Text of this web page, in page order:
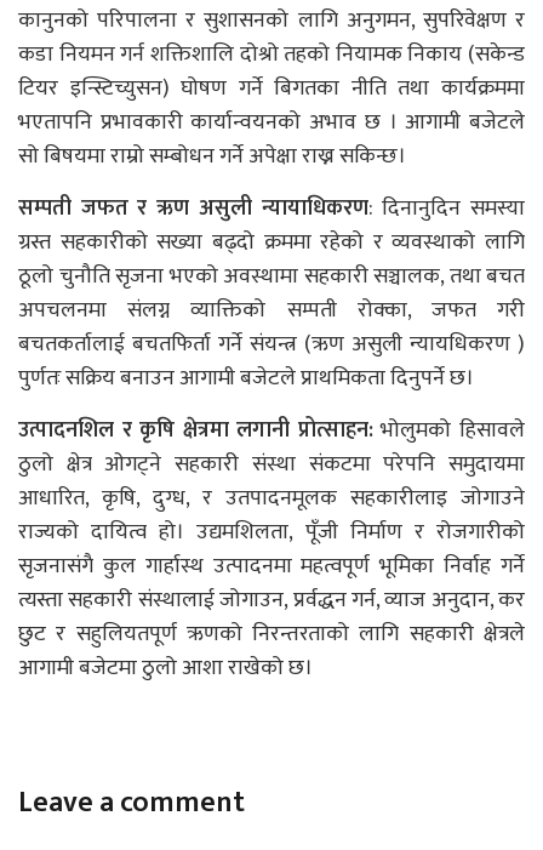
कानुनको परिपालना र सुशासनको लागि अनुगमन, सुपरिवेक्षण र
कडा नियमन गर्न शक्तिशालि दोश्रो तहको नियामक निकाय (सकेन्ड
टियर इन्स्टिच्युसन) घोषण गर्ने बिगतका नीति तथा कार्यक्रममा
भएतापनि प्रभावकारी कार्यान्वयनको अभाव छ । आगामी बजेटले
सो बिषयमा राम्रो सम्बोधन गर्ने अपेक्षा राख्न सकिन्छ।
सम्पती जफत र ऋण असुली न्यायाधिकरण: दिनानुदिन समस्या
ग्रस्त सहकारीको सख्या बढ्दो क्रममा रहेको र व्यवस्थाको लागि
ठूलो चुनौति सृजना भएको अवस्थामा सहकारी सञ्चालक, तथा बचत
अपचलनमा संलग्न व्याक्तिको सम्पती रोक्का, जफत गरी
बचतकर्तालाई बचतफिर्ता गर्ने संयन्त्र (ऋण असुली न्यायधिकरण )
पुर्णतः सक्रिय बनाउन आगामी बजेटले प्राथमिकता दिनुपर्ने छ।
उत्पादनशिल र कृषि क्षेत्रमा लगानी प्रोत्साहन:भोलुमको हिसावले
ठुलो क्षेत्र ओगट्ने सहकारी संस्था संकटमा परेपनि समुदायमा
आधारित, कृषि, दुग्ध, र उतपादनमूलक सहकारीलाइ जोगाउने
राज्यको दायित्व हो। उद्यमशिलता, पूँजी निर्माण र रोजगारीको
सृजनासंगै कुल गार्हास्थ उत्पादनमा महत्वपूर्ण भूमिका निर्वाह गर्ने
त्यस्ता सहकारी संस्थालाई जोगाउन, प्रर्वद्धन गर्न, व्याज अनुदान, कर
छुट र सहुलियतपूर्ण ऋणको निरन्तरताको लागि सहकारी क्षेत्रले
आगामी बजेटमा ठुलो आशा राखेको छ।
Leave a comment